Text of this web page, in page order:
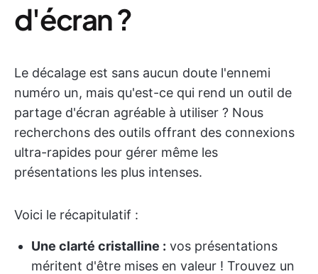
d'écran ?
Le décalage est sans aucun doute l'ennemi
numéro un, mais qu'est-ce qui rend un outil de
partage d'écran agréable à utiliser ? Nous
recherchons des outils offrant des connexions
ultra-rapides pour gérer même les
présentations les plus intenses.
Voici le récapitulatif :
Une clarté cristalline : vos présentations
méritent d'être mises en valeur ! Trouvez un